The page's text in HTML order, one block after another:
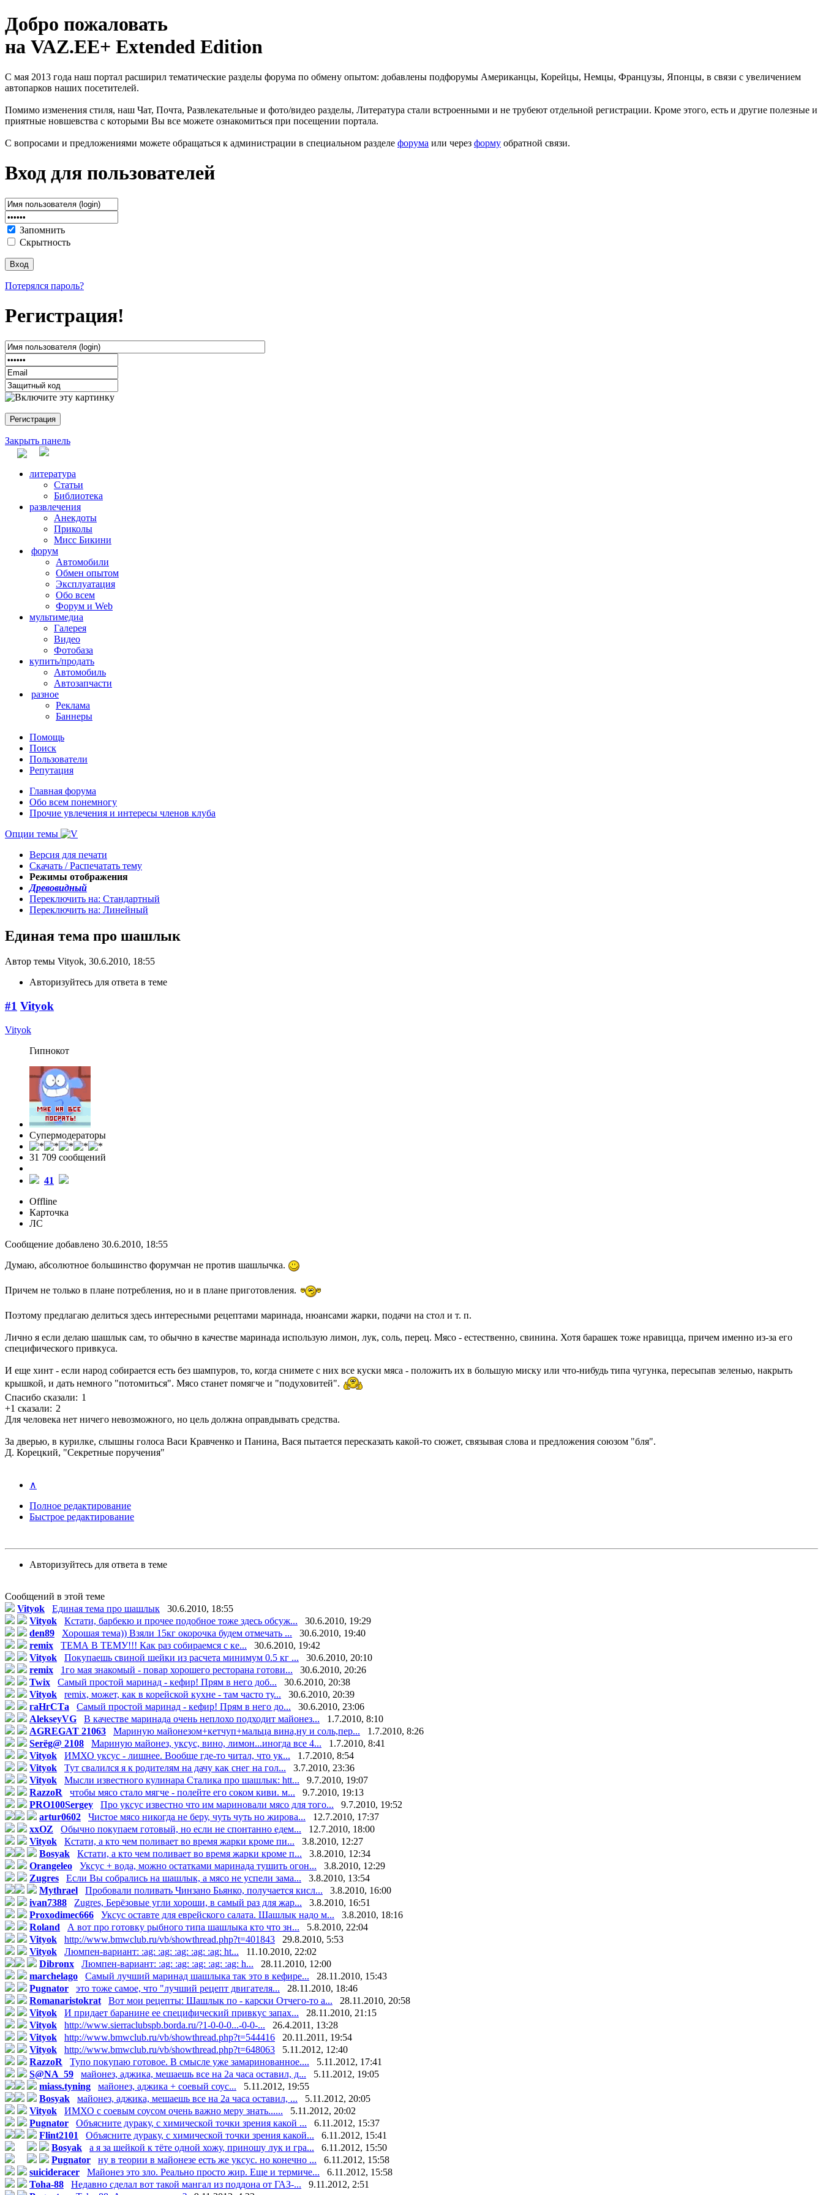
Добро пожаловать
на VAZ.EE+ Extended Edition
С мая 2013 года наш портал расширил тематические разделы форума по обмену опытом: добавлены подфорумы Американцы, Корейцы, Немцы, Французы, Японцы, в связи с увеличением
автопарков наших посетителей.
Помимо изменения стиля, наш Чат, Почта, Развлекательные и фото/видео разделы, Литература стали встроенными и не трубеют отдельной регистрации. Кроме этого, есть и другие полезные и
приятные новшевства с которыми Вы все можете ознакомиться при посещении портала.
С вопросами и предложениями можете обращаться к администрации в специальном разделе форума или через форму обратной связи.
Вход для пользователей
Запомнить
Скрытность
Потерялся пароль?
Регистрация!
Закрыть панель
литература
Статьи
Библиотека
развлечения
Анекдоты
Приколы
Мисс Бикини
форум
Автомобили
Обмен опытом
Эксплуатация
Обо всем
Форум и Web
мультимедиа
Галерея
Видео
Фотобаза
купить/продать
Автомобиль
Автозапчасти
разное
Реклама
Баннеры
Помощь
Поиск
Пользователи
Репутация
Главная форума
Обо всем понемногу
Прочие увлечения и интересы членов клуба
Опции темы
Версия для печати
Скачать / Распечатать тему
Режимы отображения
Древовидный
Переключить на: Стандартный
Переключить на: Линейный
Единая тема про шашлык
Автор темы Vityok, 30.6.2010, 18:55
Авторизуйтесь для ответа в теме
#1 Vityok
Vityok
Гипнокот
Супермодераторы
31 709 cообщений
41
Offline
Карточка
ЛС
Сообщение добавлено 30.6.2010, 18:55
Думаю, абсолютное большинство форумчан не против шашлычка.
Причем не только в плане потребления, но и в плане приготовления.
Поэтому предлагаю делиться здесь интересными рецептами маринада, нюансами жарки, подачи на стол и т. п.
Лично я если делаю шашлык сам, то обычно в качестве маринада использую лимон, лук, соль, перец. Мясо - естественно, свинина. Хотя барашек тоже нравицца, причем именно из-за его
специфического привкуса.
И еще хинт - если народ собирается есть без шампуров, то, когда снимете с них все куски мяса - положить их в большую миску или что-нибудь типа чугунка, пересыпав зеленью, накрыть
крышкой, и дать немного "потомиться". Мясо станет помягче и "подуховитей".
Спасибо сказали: 1
+1 сказали: 2
Для человека нет ничего невозможного, но цель должна оправдывать средства.
За дверью, в курилке, слышны голоса Васи Кравченко и Панина, Вася пытается пересказать какой-то сюжет, связывая слова и предложения союзом "бля".
Д. Корецкий, "Секретные поручения"
∧
Полное редактирование
Быстрое редактирование
Авторизуйтесь для ответа в теме
Сообщений в этой теме
Vityok
Единая тема про шашлык
30.6.2010, 18:55
Vityok
Кстати, барбекю и прочее подобное тоже здесь обсуж...
30.6.2010, 19:29
den89
Хорошая тема)) Взяли 15кг окорочка будем отмечать ...
30.6.2010, 19:40
remix
ТЕМА В ТЕМУ!!! Как раз собираемся с ке...
30.6.2010, 19:42
Vityok
Покупаешь свиной шейки из расчета минимум 0.5 кг ...
30.6.2010, 20:10
remix
1го мая знакомый - повар хорошего ресторана готови...
30.6.2010, 20:26
Twix
Самый простой маринад - кефир! Прям в него доб...
30.6.2010, 20:38
Vityok
remix, может, как в корейской кухне - там часто ту...
30.6.2010, 20:39
гаНгСТа
Самый простой маринад - кефир! Прям в него до...
30.6.2010, 23:06
AlekseyVG
В качестве маринада очень неплохо подходит майонез...
1.7.2010, 8:10
AGREGAT 21063
Мариную майонезом+кетчуп+мальца вина,ну и соль,пер...
1.7.2010, 8:26
Serёg@ 2108
Мариную майонез, уксус, вино, лимон...иногда все 4...
1.7.2010, 8:41
Vityok
ИМХО уксус - лишнее. Вообще где-то читал, что ук...
1.7.2010, 8:54
Vityok
Тут свалился я к родителям на дачу как снег на гол...
3.7.2010, 23:36
Vityok
Мысли известного кулинара Сталика про шашлык: htt...
9.7.2010, 19:07
RazzoR
чтобы мясо стало мягче - полейте его соком киви. м...
9.7.2010, 19:13
PRO100Sergey
Про уксус известно что им мариновали мясо для того...
9.7.2010, 19:52
artur0602
Чистое мясо никогда не беру, чуть чуть но жирова...
12.7.2010, 17:37
xxOZ
Обычно покупаем готовый, но если не спонтанно едем...
12.7.2010, 18:00
Vityok
Кстати, а кто чем поливает во время жарки кроме пи...
3.8.2010, 12:27
Bosyak
Кстати, а кто чем поливает во время жарки кроме п...
3.8.2010, 12:34
Orangeleo
Уксус + вода, можно остатками маринада тушить огон...
3.8.2010, 12:29
Zugres
Если Вы собрались на шашлык, а мясо не успели зама...
3.8.2010, 13:54
Mythrael
Пробовали поливать Чинзано Бьянко, получается кисл...
3.8.2010, 16:00
ivan7388
Zugres, Берёзовые угли хороши, в самый раз для жар...
3.8.2010, 16:51
Proxodimec666
Уксус оставте для еврейского салата. Шашлык надо м...
3.8.2010, 18:16
Roland
А вот про готовку рыбного типа шашлыка кто что зн...
5.8.2010, 22:04
Vityok
http://www.bmwclub.ru/vb/showthread.php?t=401843
29.8.2010, 5:53
Vityok
Люмпен-вариант: :ag: :ag: :ag: :ag: :ag: ht...
11.10.2010, 22:02
Dibronx
Люмпен-вариант: :ag: :ag: :ag: :ag: :ag: h...
28.11.2010, 12:00
marchelago
Самый лучший маринад шашлыка так это в кефире...
28.11.2010, 15:43
Pugnator
это тоже самое, что "лучший рецепт двигателя...
28.11.2010, 18:46
Romanaristokrat
Вот мои рецепты: Шашлык по - карски Отчего-то а...
28.11.2010, 20:58
Vityok
И придает баранине ее специфический привкус запах...
28.11.2010, 21:15
Vityok
http://www.sierraclubspb.borda.ru/?1-0-0-0...-0-0-...
26.4.2011, 13:28
Vityok
http://www.bmwclub.ru/vb/showthread.php?t=544416
20.11.2011, 19:54
Vityok
http://www.bmwclub.ru/vb/showthread.php?t=648063
5.11.2012, 12:40
RazzoR
Тупо покупаю готовое. В смысле уже замаринованное....
5.11.2012, 17:41
S@NA_59
майонез, аджика, мешаешь все на 2а часа оставил, д...
5.11.2012, 19:05
miass.tyning
майонез, аджика + соевый соус...
5.11.2012, 19:55
Bosyak
майонез, аджика, мешаешь все на 2а часа оставил, ...
5.11.2012, 20:05
Vityok
ИМХО с соевым соусом очень важно меру знать......
5.11.2012, 20:02
Pugnator
Объясните дураку, с химической точки зрения какой ...
6.11.2012, 15:37
Flint2101
Объясните дураку, с химической точки зрения какой...
6.11.2012, 15:41
Bosyak
а я за шейкой к тёте одной хожу, приношу лук и гра...
6.11.2012, 15:50
Pugnator
ну в теории в майонезе есть же уксус. но конечно ...
6.11.2012, 15:58
suicideracer
Майонез это зло. Реально просто жир. Еще и термиче...
6.11.2012, 15:58
Toha-88
Недавно сделал вот такой мангал из поддона от ГАЗ-...
9.11.2012, 2:51